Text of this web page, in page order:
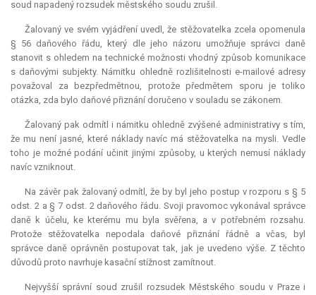
soud napadený rozsudek městského soudu zrušil.
Žalovaný ve svém vyjádření uvedl, že stěžovatelka zcela opomenula
§ 56 daňového řádu, který dle jeho názoru umožňuje správci daně
stanovit s ohledem na technické možnosti vhodný způsob komunikace
s daňovými subjekty. Námitku ohledně rozlišitelnosti e-mailové adresy
považoval za bezpředmětnou, protože předmětem sporu je toliko
otázka, zda bylo daňové přiznání doručeno v souladu se zákonem.
Žalovaný pak odmítl i námitku ohledně zvýšené administrativy s tím,
že mu není jasné, které náklady navíc má stěžovatelka na mysli. Vedle
toho je možné podání učinit jinými způsoby, u kterých nemusí náklady
navíc vzniknout.
Na závěr pak žalovaný odmítl, že by byl jeho postup v rozporu s § 5
odst. 2 a § 7 odst. 2 daňového řádu. Svoji pravomoc vykonával správce
daně k účelu, ke kterému mu byla svěřena, a v potřebném rozsahu.
Protože stěžovatelka nepodala daňové přiznání řádně a včas, byl
správce daně oprávněn postupovat tak, jak je uvedeno výše. Z těchto
důvodů proto navrhuje kasační stížnost zamítnout.
Nejvyšší správní soud zrušil rozsudek Městského soudu v Praze i